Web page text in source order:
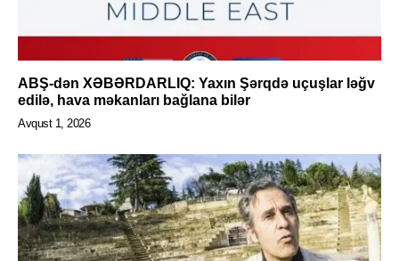
ABŞ-dən XƏBƏRDARLIQ: Yaxın Şərqdə uçuşlar ləğv
edilə, hava məkanları bağlana bilər
Avqust 1, 2026